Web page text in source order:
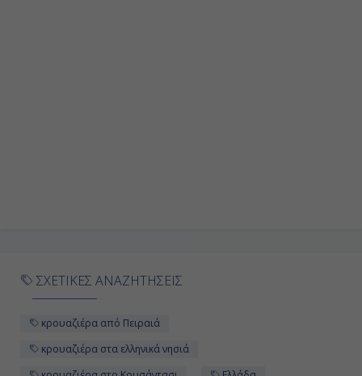
ΣΧΕΤΙΚΕΣ ΑΝΑΖΗΤΗΣΕΙΣ
κρουαζιέρα από Πειραιά
κρουαζιέρα στα ελληνικά νησιά